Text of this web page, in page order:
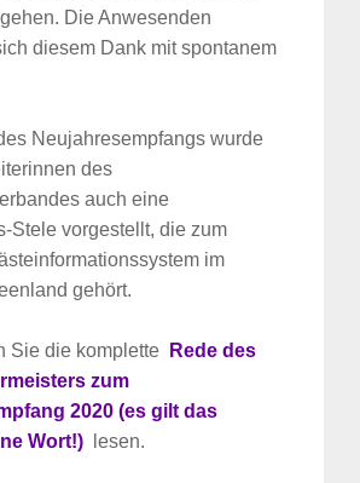
Die Anwesenden
diesem Dank mit spontanem
Neujahresempfangs wurde
des
auch eine
Stele vorgestellt, die zum
im
gehört.
Sie die komplette
Rede des
zum
2020 (es gilt das
Wort!) lesen.